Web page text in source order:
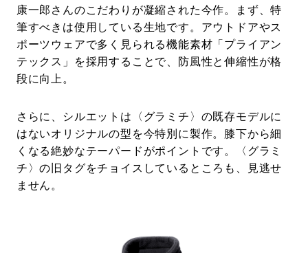
康一郎さんのこだわりが凝縮された今作。まず、特
筆すべきは使用している生地です。アウトドアやス
ポーツウェアで多く見られる機能素材「プライアン
テックス」を採用することで、防風性と伸縮性が格
段に向上。
さらに、シルエットは〈グラミチ〉の既存モデルに
はないオリジナルの型を今特別に製作。膝下から細
くなる絶妙なテーパードがポイントです。〈グラミ
チ〉の旧タグをチョイスしているところも、見逃せ
ません。